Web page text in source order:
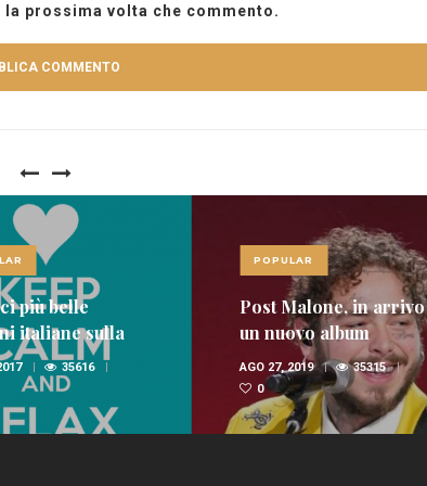
prossima volta che commento.
più belle
italiane sulla
35616
POPULAR
Post Malone, in arrivo
un nuovo album
AGO 27, 2019
35315
0